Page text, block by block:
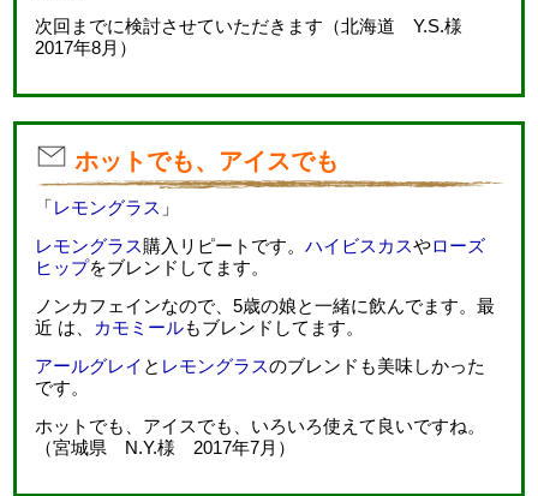
次回までに検討させていただきます（北海道 Y.S.様
2017年8月）
ホットでも、アイスでも
「レモングラス 」
レモングラス購入リピートです。ハイビスカスやローズ
ヒップをブレンドしてます。
ノンカフェインなので、5歳の娘と一緒に飲んでます。最
近 は、
カモミールもブレンドしてます。
アールグレイ と レモングラスのブレンドも美味しかった
です。
ホットでも、アイスでも、いろいろ使えて良いですね。
（宮城県 N.Y.様 2017年7月）